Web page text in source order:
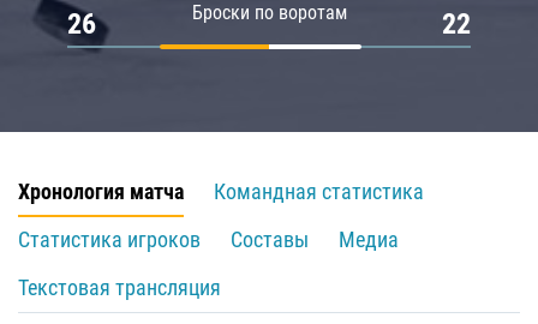
Броски по воротам
26 22
Хронология матча
Командная статистика
Статистика игроков
Составы
Медиа
Текстовая трансляция